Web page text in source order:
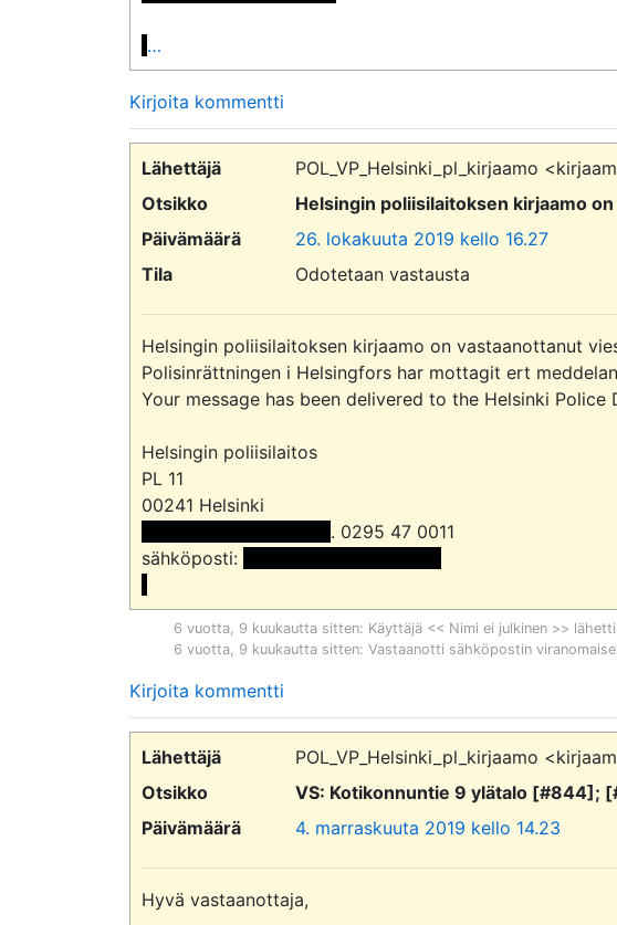
…
Kirjoita kommentti
Lähettäjä POL_VP_Helsinki_pl_kirjaamo
Otsikko
Helsingin poliisilaitoksen kirjaamo
Päivämäärä
26. lokakuuta 2019 kello 16.27
Tila
Odotetaan vastausta
Helsingin poliisilaitoksen kirjaamo on vastaanottanut
Polisinrättningen i Helsingfors har mottagit ert
Your message has been delivered to the Helsinki
Helsingin poliisilaitos
PL 11
. 0295 47 0011
sähköposti:
6 vuotta, 9 kuukautta sitten: Käyttäjä << Nimi ei julkinen >>
6 vuotta, 9 kuukautta sitten: Vastaanotti sähköpostin
Kirjoita kommentti
Lähettäjä POL_VP_Helsinki_pl_kirjaamo
Otsikko
VS: Kotikonnuntie 9 ylätalo [#844];
Päivämäärä
4. marraskuuta 2019 kello 14.23
Hyvä vastaanottaja,